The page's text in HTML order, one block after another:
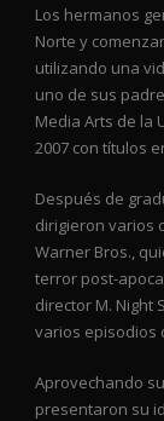
Los hermanos
Norte y
utilizando una
uno de sus
Media Arts de la
2007 con títulos
Después de
dirigieron varios
Warner Bros.,
terror post-
director M. Night
varios episodios
Aprovechando
presentaron su